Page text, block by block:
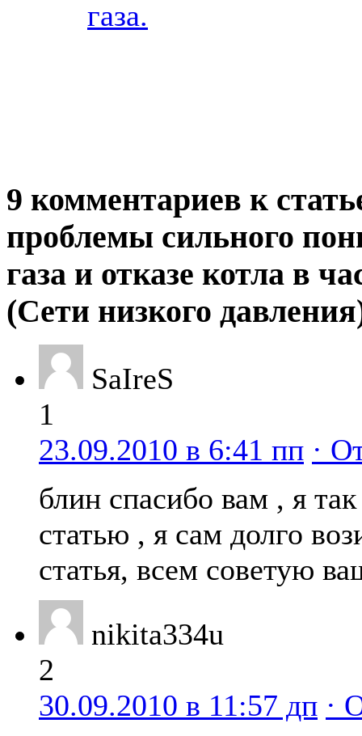
газа.
9 комментариев к
проблемы сильного
газа и отказе котла в
(Сети низкого
SaIreS
1
23.09.2010 в 6:41 пп ·
блин спасибо вам , я
статью , я сам долго
статья, всем советую
nikita334u
2
30.09.2010 в 11:57 дп ·